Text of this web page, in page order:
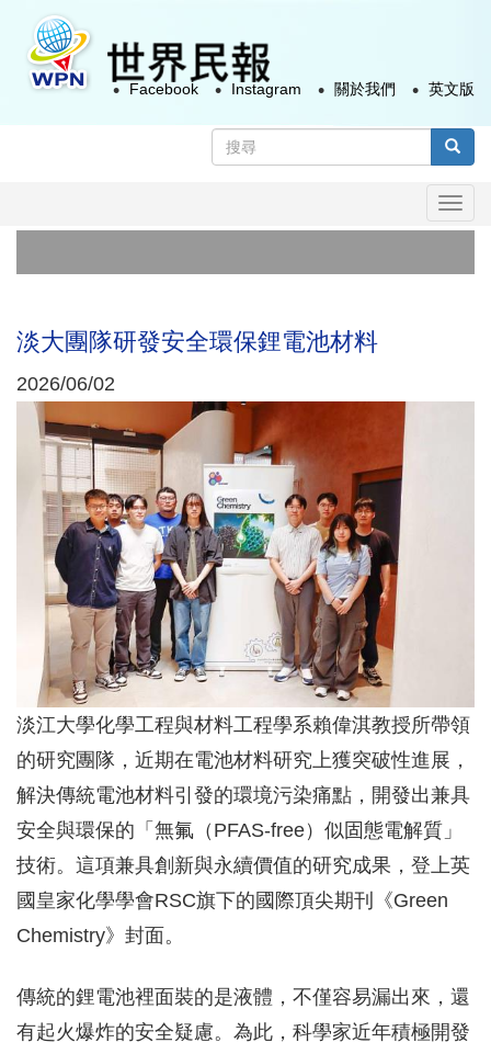
容
搜
尋
Facebook Instagram 關於我們 英文版
淡大團隊研發安全環保鋰電池材料
2026/06/02
淡江大學化學工程與材料工程學系賴偉淇教授所帶領
的研究團隊，近期在電池材料研究上獲突破性進展，
解決傳統電池材料引發的環境污染痛點，開發出兼具
安全與環保的「無氟（PFAS-free）似固態電解質」
技術。這項兼具創新與永續價值的研究成果，登上英
國皇家化學學會RSC旗下的國際頂尖期刊《Green
Chemistry》封面。
傳統的鋰電池裡面裝的是液體，不僅容易漏出來，還
有起火爆炸的安全疑慮。為此，科學家近年積極開發